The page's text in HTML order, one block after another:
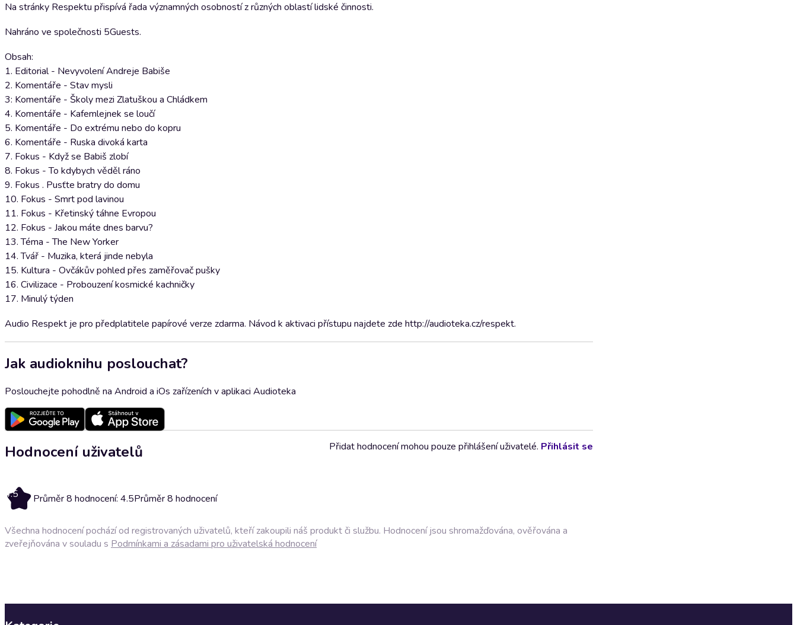
Na stránky Respektu přispívá řada významných osobností z různých oblastí lidské činnosti.
Nahráno ve společnosti 5Guests.
Obsah:
1. Editorial - Nevyvolení Andreje Babiše
2. Komentáře - Stav mysli
3: Komentáře - Školy mezi Zlatuškou a Chládkem
4. Komentáře - Kafemlejnek se loučí
5. Komentáře - Do extrému nebo do kopru
6. Komentáře - Ruska divoká karta
7. Fokus - Když se Babiš zlobí
8. Fokus - To kdybych věděl ráno
9. Fokus . Pusťte bratry do domu
10. Fokus - Smrt pod lavinou
11. Fokus - Křetinský táhne Evropou
12. Fokus - Jakou máte dnes barvu?
13. Téma - The New Yorker
14. Tvář - Muzika, která jinde nebyla
15. Kultura - Ovčákův pohled přes zaměřovač pušky
16. Civilizace - Probouzení kosmické kachničky
17. Minulý týden
Audio Respekt je pro předplatitele papírové verze zdarma. Návod k aktivaci přístupu najdete zde http://audioteka.cz/respekt.
Jak audioknihu poslouchat?
Poslouchejte pohodlně na Android a iOs zařízeních v aplikaci Audioteka
Hodnocení uživatelů
4.5 Průměr 8 hodnocení: 4.5Průměr 8 hodnocení
Přidat hodnocení mohou pouze přihlášení uživatelé. Přihlásit se
Všechna hodnocení pochází od registrovaných uživatelů, kteří zakoupili náš produkt či službu. Hodnocení jsou shromažďována, ověřována a
zveřejňována v souladu s Podmínkami a zásadami pro uživatelská hodnocení